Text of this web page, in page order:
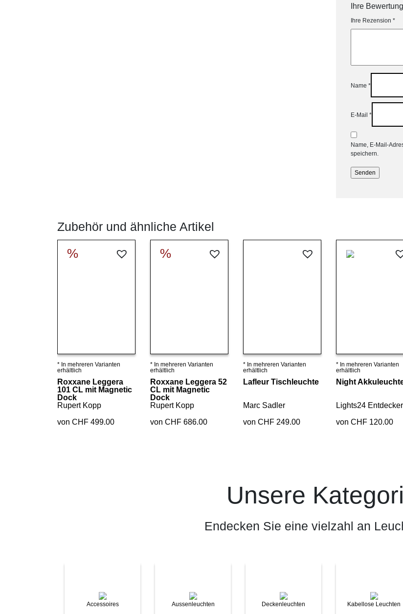
Ihre Bewertung
Ihre Rezension *
Name *
E-Mail *
Name, E-Mail-
speichern.
Zubehör und ähnliche Artikel
%
Details ansehen
* In mehreren Varianten
erhältlich
Roxxane Leggera
101 CL mit Magnetic
Dock
Rupert Kopp
von CHF 499.00
%
Details ansehen
* In mehreren Varianten
erhältlich
Roxxane Leggera 52
CL mit Magnetic
Dock
Rupert Kopp
von CHF 686.00
Details ansehen
* In mehreren Varianten
erhältlich
Lafleur Tischleuchte
Marc Sadler
von CHF 249.00
Details ansehen
* In mehreren Varianten
erhältlich
Night
Lights24 Entdecker
von CHF 120.00
Unsere
Endecken Sie eine vielzahl an
Accessoires Aussenleuchten Deckenleuchten Kabellose Leuchten